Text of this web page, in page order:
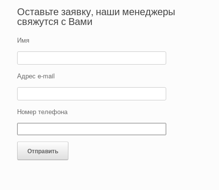
Оставьте заявку, наши менеджеры
свяжутся с Вами
Имя
Адрес e-mail
Номер телефона